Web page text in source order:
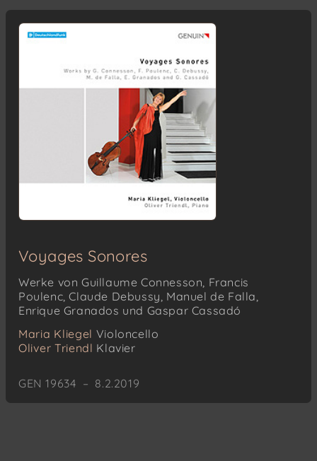
Voyages Sonores
Werke von Guillaume Connesson, Francis
Poulenc, Claude Debussy, Manuel de Falla,
Enrique Granados und Gaspar Cassadó
Maria Kliegel Violoncello
Oliver Triendl Klavier
GEN 19634 – 8.2.2019